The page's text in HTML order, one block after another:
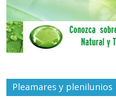
Pleamares y plenilunios